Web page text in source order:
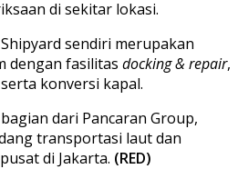
di sekitar lokasi.
sendiri merupakan
dengan fasilitas docking & repair,
konversi kapal.
dari Pancaran Group,
transportasi laut dan
di Jakarta. (RED)